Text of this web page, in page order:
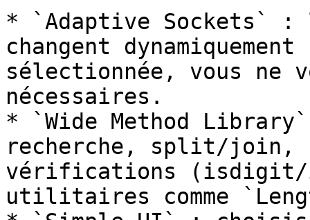
* `Adaptive Sockets`
changent
sélectionnée, vous ne
nécessaires.
* `Wide Method
recherche, split/join,
vérifications
utilitaires comme